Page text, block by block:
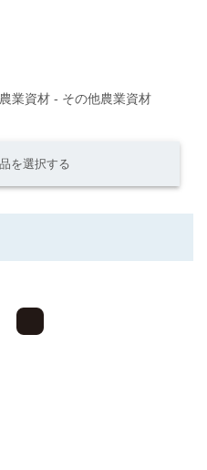
業資材 - その他農業資材
を選択する